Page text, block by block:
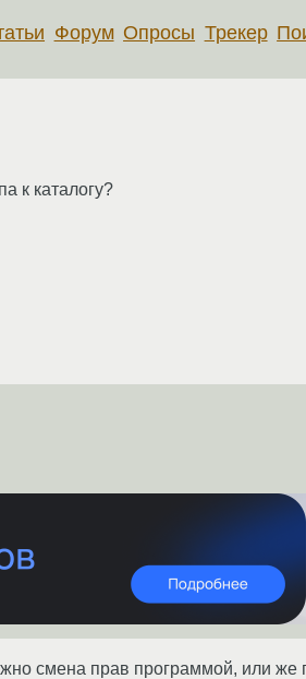
Форум Опросы Трекер
к каталогу?
смена прав программой, или же